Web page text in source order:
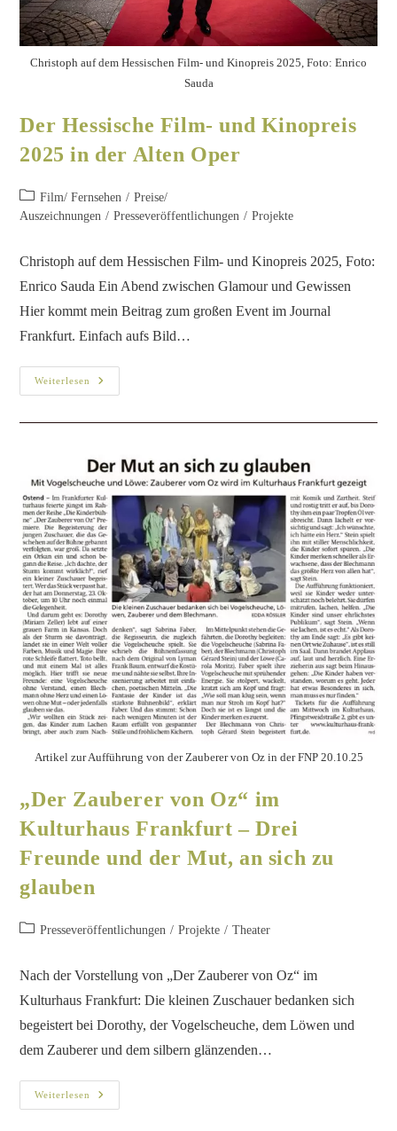
Christoph auf dem Hessischen Film- und Kinopreis 2025, Foto: Enrico
Sauda
Der Hessische Film- und Kinopreis
2025 in der Alten Oper
Film/ Fernsehen / Preise/
Auszeichnungen / Presseveröffentlichungen / Projekte
Christoph auf dem Hessischen Film- und Kinopreis 2025, Foto:
Enrico Sauda Ein Abend zwischen Glamour und Gewissen
Hier kommt mein Beitrag zum großen Event im Journal
Frankfurt. Einfach aufs Bild…
Weiterlesen
Artikel zur Aufführung von der Zauberer von Oz in der FNP 20.10.25
„Der Zauberer von Oz“ im
Kulturhaus Frankfurt – Drei
Freunde und der Mut, an sich zu
glauben
Presseveröffentlichungen / Projekte / Theater
Nach der Vorstellung von „Der Zauberer von Oz“ im
Kulturhaus Frankfurt: Die kleinen Zuschauer bedanken sich
begeistert bei Dorothy, der Vogelscheuche, dem Löwen und
dem Zauberer und dem silbern glänzenden…
Weiterlesen